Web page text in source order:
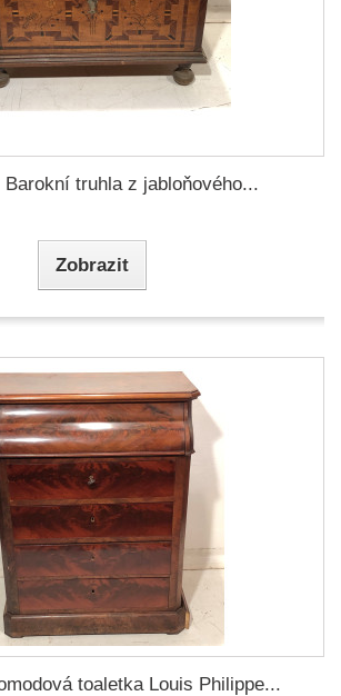
Barokní truhla z jabloňového...
Zobrazit
toaletka Louis Philippe...